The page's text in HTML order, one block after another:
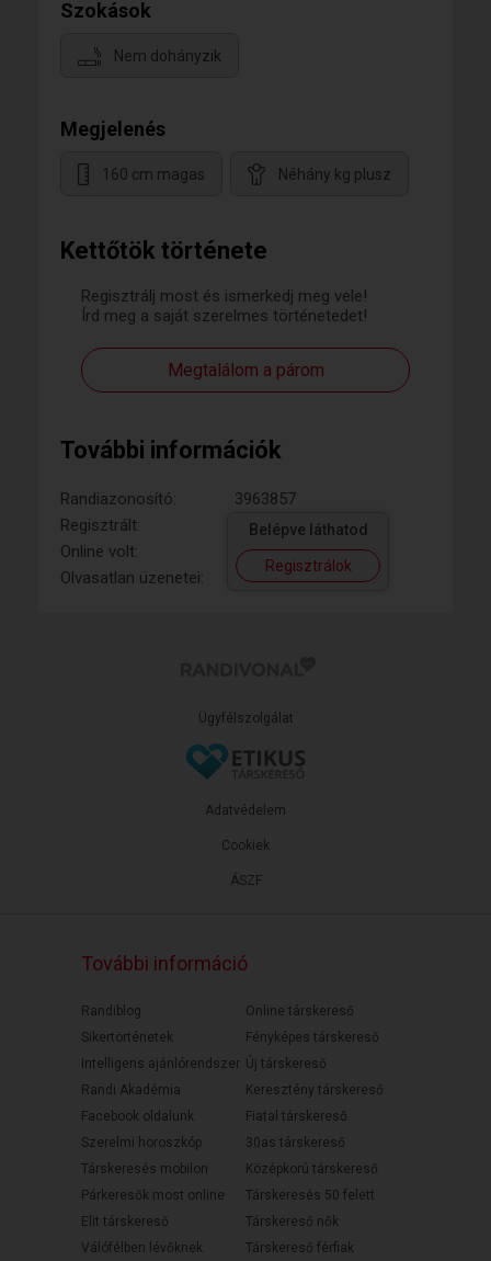
Kettőtök története
Regisztrálj most és ismerkedj meg vele!
Írd meg a saját szerelmes történetedet!
Megtalálom a párom
További információk
Randiazonosító:
3963857
Regisztrált:
Online volt:
Olvasatlan üzenetei:
Belépve láthatod
Regisztrálok
Szokások
Nem dohányzik
Megjelenés
160 cm magas Néhány kg plusz
Ügyfélszolgálat
ÁSZF
Adatvédelem
Cookiek
További információ
Randiblog
Sikertörténetek
Intelligens ajánlórendszer
Randi Akadémia
Facebook oldalunk
Szerelmi horoszkóp
Társkeresés mobilon
Párkeresők most online
Elit társkereső
Válófélben lévőknek
Online társkereső
Fényképes társkereső
Új társkereső
Keresztény társkereső
Fiatal társkereső
30as társkereső
Középkorú társkereső
Társkeresés 50 felett
Társkereső nők
Társkereső férfiak